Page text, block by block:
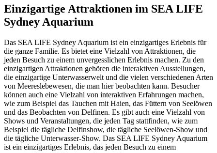
Einzigartige Attraktionen im SEA LIFE
Sydney Aquarium
Das SEA LIFE Sydney Aquarium ist ein einzigartiges Erlebnis für
die ganze Familie. Es bietet eine Vielzahl von Attraktionen, die
jeden Besuch zu einem unvergesslichen Erlebnis machen. Zu den
einzigartigen Attraktionen gehören die interaktiven Ausstellungen,
die einzigartige Unterwasserwelt und die vielen verschiedenen Arten
von Meereslebewesen, die man hier beobachten kann. Besucher
können auch eine Vielzahl von interaktiven Erfahrungen machen,
wie zum Beispiel das Tauchen mit Haien, das Füttern von Seelöwen
und das Beobachten von Delfinen. Es gibt auch eine Vielzahl von
Shows und Veranstaltungen, die jeden Tag stattfinden, wie zum
Beispiel die tägliche Delfinshow, die tägliche Seelöwen-Show und
die tägliche Unterwasser-Show. Das SEA LIFE Sydney Aquarium
ist ein einzigartiges Erlebnis, das jeden Besuch zu einem